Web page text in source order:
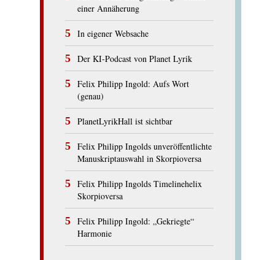
einer Annäherung
In eigener Websache
Der KI-Podcast von Planet Lyrik
Felix Philipp Ingold: Aufs Wort
(genau)
PlanetLyrikHall ist sichtbar
Felix Philipp Ingolds unveröffentlichte
Manuskriptauswahl in Skorpioversa
Felix Philipp Ingolds Timelinehelix
Skorpioversa
Felix Philipp Ingold: „Gekriegte“
Harmonie